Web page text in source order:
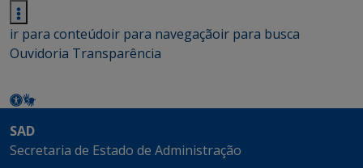
ir para conteúdoir para navegaçãoir para busca
Ouvidoria Transparência
SAD
Secretaria de Estado de Administração